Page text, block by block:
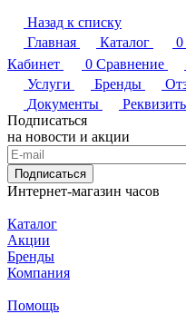
Назад к списку
Главная
Каталог 0
Кабинет
0 Сравнение
Услуги
Бренды
Документы
Подписаться
на новости и акции
Подписаться
Интернет-магазин часов
Каталог
Акции
Бренды
Компания
Помощь